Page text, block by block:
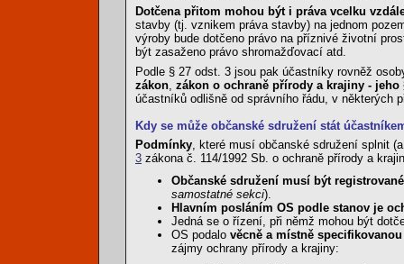
Dotčena přitom mohou být i práva vcelku
stavby (tj. vznikem práva stavby) na jednom
výroby bude dotčeno právo na příznivé životní
být zasaženo právo shromažďovací atd.
Podle § 27 odst. 3 jsou pak účastníky rovněž
zákon zákon o ochraně přírody a krajiny -
účastníků odlišně od správního řádu, v některých
Kdy se může občanské sdružení stát
Podmínky , které musí občanské sdružení splnit
3 zákona č. 114/1992 Sb. o ochraně přírody a
Občanské sdružení musí být
samostatné sekci).
Hlavním posláním OS podle stanov je
Jedná se o řízení, při němž mohou být
OS podalo věcně a místně
zájmy ochrany přírody a krajiny: